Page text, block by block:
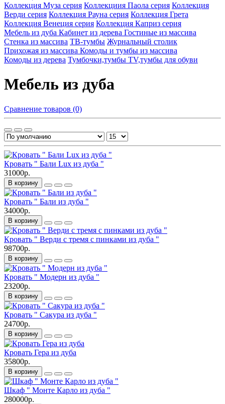
Коллекция Муза серия Коллекциия Паола серия Коллекция
Верди серия Коллекция Рауна серия Коллекция Грета
Коллекция Венеция серия Коллекция Каприз серия
Мебель из дуба Кабинет из дерева Гостиные из массива
Стенка из массива ТВ-тумбы Журнальный столик
Прихожая из массива Комоды и тумбы из массива
Комоды из дерева Тумбочки,тумбы TV,тумбы для обуви
Мебель из дуба
Сравнение товаров (0)
Кровать " Бали Lux из дуба "
31000р.
В корзину
Кровать " Бали из дуба "
34000р.
В корзину
Кровать " Верди с тремя с пинками из дуба "
98700р.
В корзину
Кровать " Модерн из дуба "
23200р.
В корзину
Кровать " Сакура из дуба "
24700р.
В корзину
Кровать Гера из дуба
35800р.
В корзину
Шкаф " Монте Карло из дуба "
280000р.